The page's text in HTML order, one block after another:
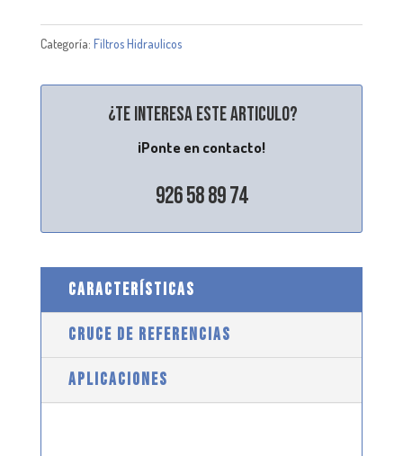
Categoría: Filtros Hidraulicos
¿Te interesa este articulo?
¡Ponte en contacto!
926 58 89 74
CARACTERÍSTICAS
CRUCE DE REFERENCIAS
APLICACIONES